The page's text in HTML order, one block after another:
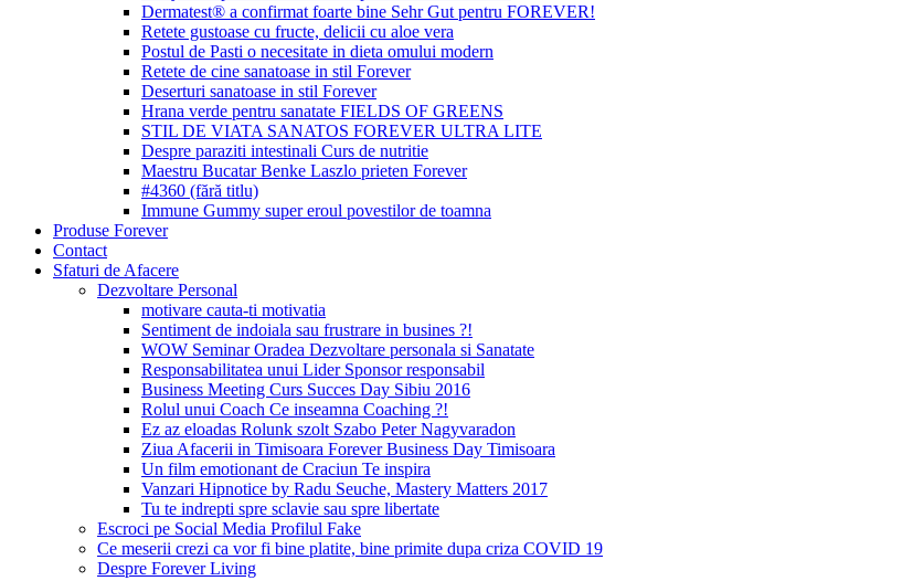
Dermatest® a confirmat foarte bine Sehr Gut pentru FOREVER!
Retete gustoase cu fructe, delicii cu aloe vera
Postul de Pasti o necesitate in dieta omului modern
Retete de cine sanatoase in stil Forever
Deserturi sanatoase in stil Forever
Hrana verde pentru sanatate FIELDS OF GREENS
STIL DE VIATA SANATOS FOREVER ULTRA LITE
Despre paraziti intestinali Curs de nutritie
Maestru Bucatar Benke Laszlo prieten Forever
#4360 (fără titlu)
Immune Gummy super eroul povestilor de toamna
Produse Forever
Contact
Sfaturi de Afacere
Dezvoltare Personal
motivare cauta-ti motivatia
Sentiment de indoiala sau frustrare in busines ?!
WOW Seminar Oradea Dezvoltare personala si Sanatate
Responsabilitatea unui Lider Sponsor responsabil
Business Meeting Curs Succes Day Sibiu 2016
Rolul unui Coach Ce inseamna Coaching ?!
Ez az eloadas Rolunk szolt Szabo Peter Nagyvaradon
Ziua Afacerii in Timisoara Forever Business Day Timisoara
Un film emotionant de Craciun Te inspira
Vanzari Hipnotice by Radu Seuche, Mastery Matters 2017
Tu te indrepti spre sclavie sau spre libertate
Escroci pe Social Media Profilul Fake
Ce meserii crezi ca vor fi bine platite, bine primite dupa criza COVID 19
Despre Forever Living